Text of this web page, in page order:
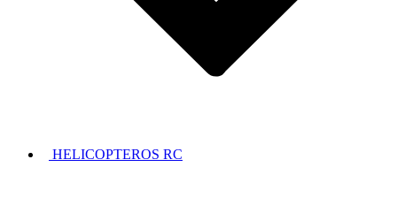
HELICOPTEROS RC